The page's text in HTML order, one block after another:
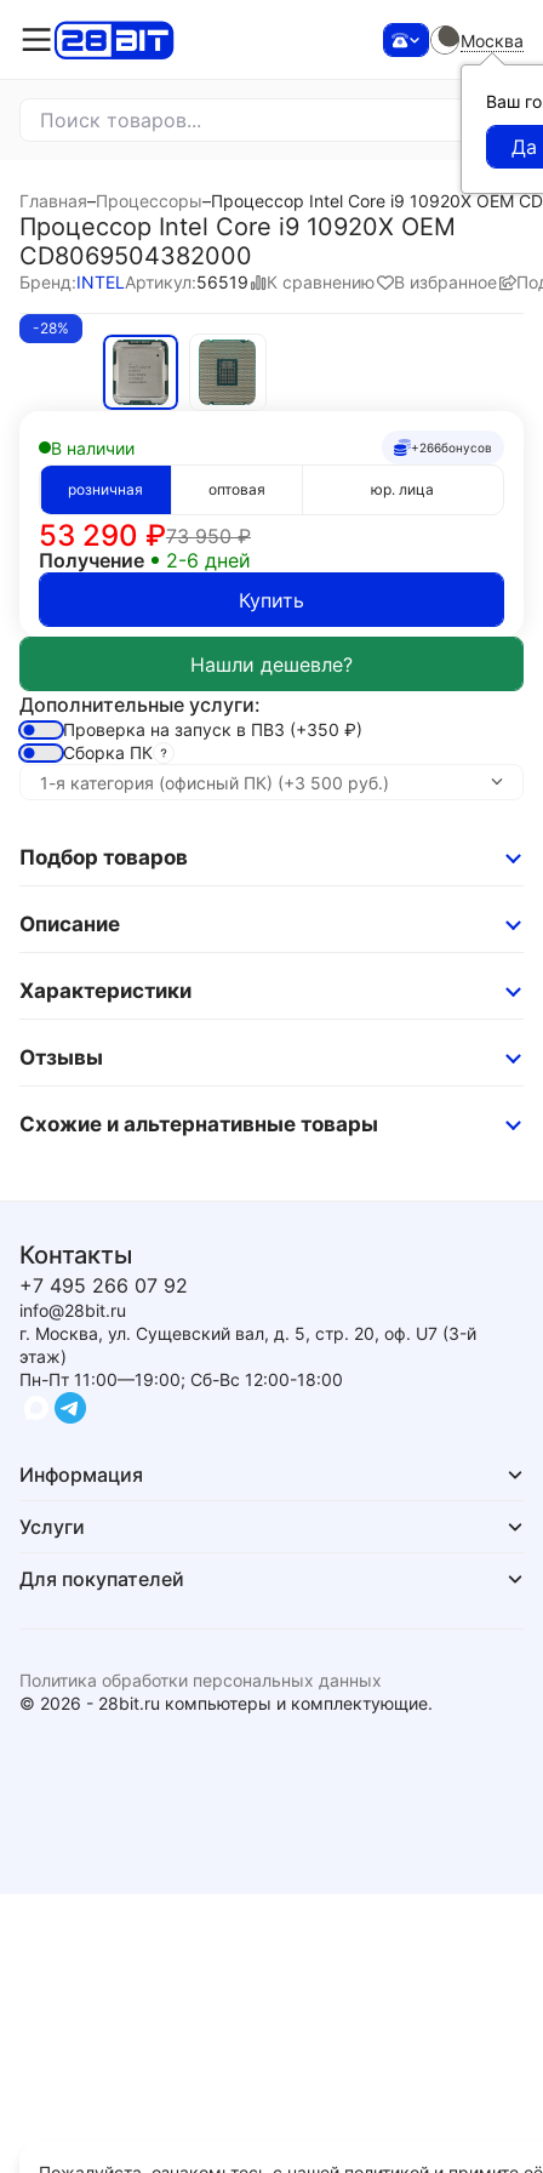
Москва
Ваш
Главная–Процессоры–Процессор Intel Core i9 10920X OEM
Процессор Intel Core i9 10920X OEM
CD8069504382000
Бренд:INTEL Артикул:56519 К сравнению В избранное
-28%
В наличии +266бонусов
розничная оптовая юр. лица
73 950₽
53 290 ₽
Получение
2-6 дней
Купить
Дополнительные услуги:
Проверка на запуск в ПВЗ (+350 ₽)
Сборка ПК
Подбор товаров
Описание
Характеристики
Отзывы
Схожие и альтернативные товары
Контакты
+7 495 266 07 92
info@28bit.ru
г. Москва, ул. Сущевский вал, д. 5, стр. 20, оф. U7 (3-й
этаж)
Пн-Пт 11:00—19:00; Сб-Вс 12:00-18:00
Информация
Услуги
Для покупателей
© 2026 - 28bit.ru компьютеры и комплектующие.
Политика обработки персональных данных